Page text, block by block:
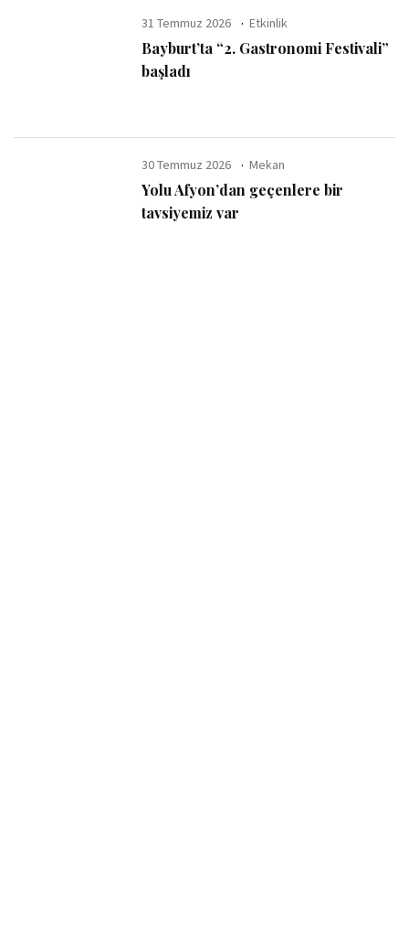
31 Temmuz 2026 Etkinlik
Bayburt’ta “2. Gastronomi Festivali”
başladı
30 Temmuz 2026 Mekan
Yolu Afyon’dan geçenlere bir
tavsiyemiz var